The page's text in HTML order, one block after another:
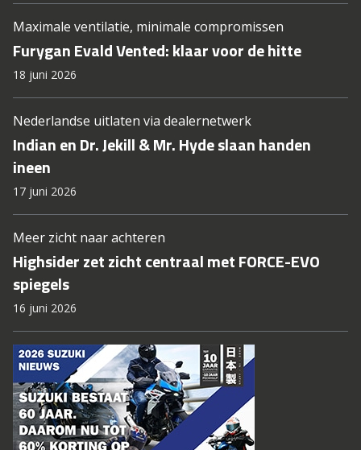
Maximale ventilatie, minimale compromissen
Furygan Evald Vented: klaar voor de hitte
18 juni 2026
Nederlandse uitlaten via dealernetwerk
Indian en Dr. Jekill & Mr. Hyde slaan handen
ineen
17 juni 2026
Meer zicht naar achteren
Highsider zet zicht centraal met FORCE-EVO
spiegels
16 juni 2026